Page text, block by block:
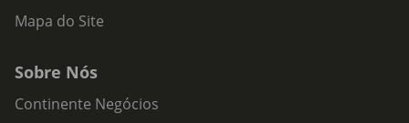
Mapa do Site
Sobre Nós
Continente Negócios